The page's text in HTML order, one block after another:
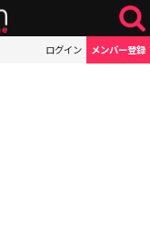
ログイン メンバー登録